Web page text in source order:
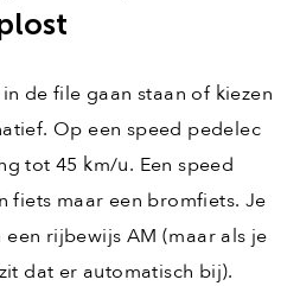
de file gaan staan of kiezen
Op een speed pedelec
tot 45 km/u. Een speed
fiets maar een bromfiets. Je
rijbewijs AM (maar als je
dat er automatisch bij).